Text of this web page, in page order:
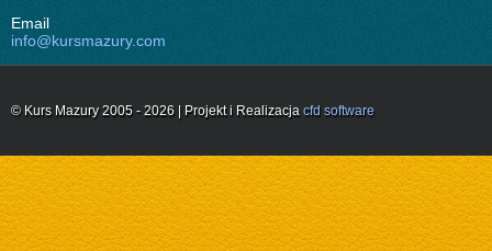
Email
info@kursmazury.com
© Kurs Mazury 2005 - 2026 | Projekt i Realizacja cfd software